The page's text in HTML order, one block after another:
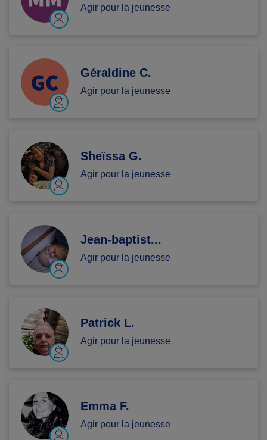
Agir pour la jeunesse
Géraldine C.
Agir pour la jeunesse
Sheïssa G.
Agir pour la jeunesse
Jean-baptist...
Agir pour la jeunesse
Patrick L.
Agir pour la jeunesse
Emma F.
Agir pour la jeunesse